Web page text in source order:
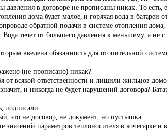
в договоре не прописаны никак. То есть,
дома будет малое, и горячая вода в батареи
обратной подачи в системе отопления
течет от большего давления к меньшему, а не
введена обязанность для отопительной
(не прописано) никак?
всякой ответственности и лишили жильцов
и никогда не будет нарушений договора?
подписали.
это не договор, не документ, но пустышка.
параметров теплоносителя в кочегарке и